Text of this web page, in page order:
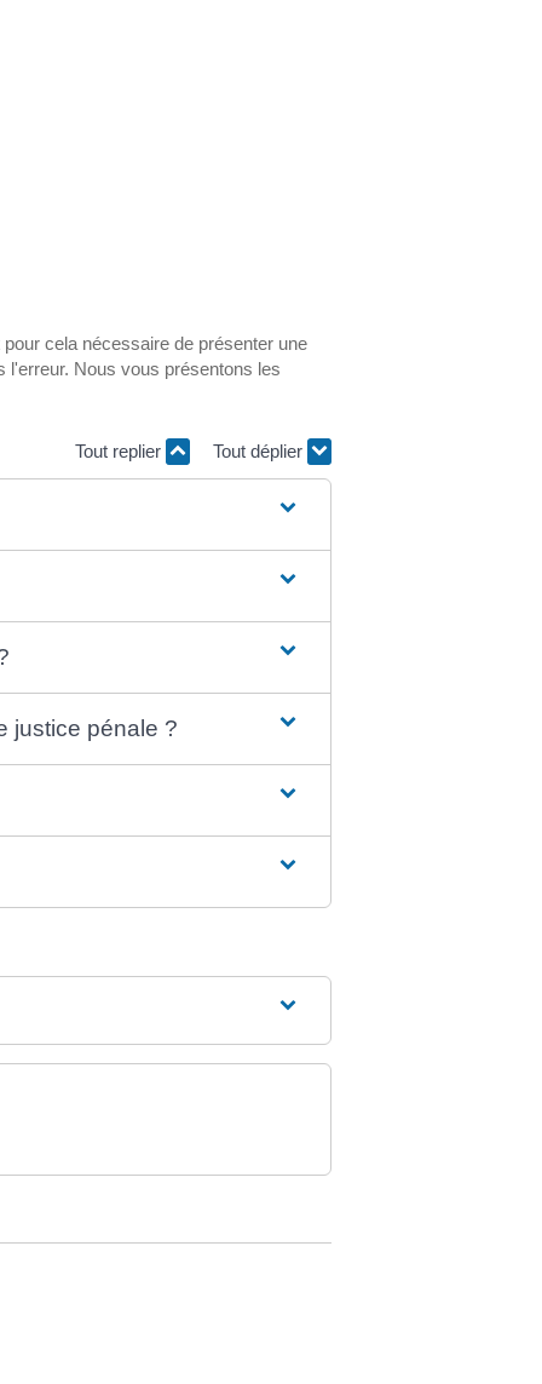
cela nécessaire de présenter une
l'erreur. Nous vous présentons les
Tout replier Tout déplier
justice pénale ?